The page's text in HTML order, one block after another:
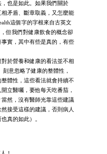
也是如此。如果我們關於
相矛盾、斷章取義，又怎麼能
這個字的字根來自古英文
但我們對健康飲食的概念卻
實，其中有些是真的，有些
於營養和健康的看法並不相
意忽略了健康的整體性，
體性，這些看法就會持續不
立醫囑，要他每天吃番茄，
然，沒有醫師光靠這些建議
接受這樣的建議，否則病人
真的如此）。